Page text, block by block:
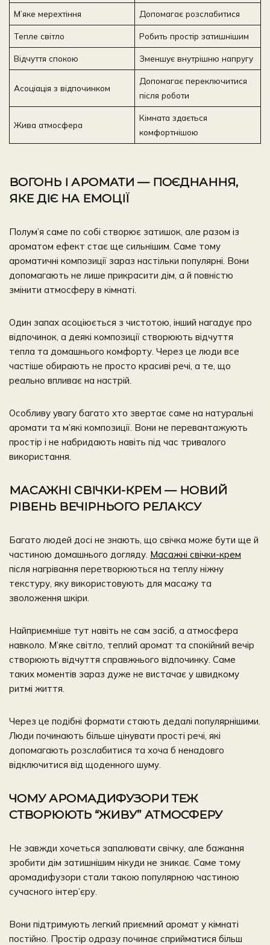
М’яке мерехтіння Допомагає розслабитися
Тепле світло Робить простір затишнішим
Відчуття спокою Зменшує внутрішню напругу
Асоціація з відпочинком
Допомагає переключитися
після роботи
Жива атмосфера
Кімната здається
комфортнішою
ВОГОНЬ І АРОМАТИ — ПОЄДНАННЯ,
ЯКЕ ДІЄ НА ЕМОЦІЇ
Полум’я саме по собі створює затишок, але разом із
ароматом ефект стає ще сильнішим. Саме тому
ароматичні композиції зараз настільки популярні. Вони
допомагають не лише прикрасити дім, а й повністю
змінити атмосферу в кімнаті.
Один запах асоціюється з чистотою, інший нагадує про
відпочинок, а деякі композиції створюють відчуття
тепла та домашнього комфорту. Через це люди все
частіше обирають не просто красиві речі, а те, що
реально впливає на настрій.
Особливу увагу багато хто звертає саме на натуральні
аромати та м’які композиції. Вони не перевантажують
простір і не набридають навіть під час тривалого
використання.
МАСАЖНІ СВІЧКИ-КРЕМ — НОВИЙ
РІВЕНЬ ВЕЧІРНЬОГО РЕЛАКСУ
Багато людей досі не знають, що свічка може бути ще й
частиною домашнього догляду. Масажні свічки-крем
після нагрівання перетворюються на теплу ніжну
текстуру, яку використовують для масажу та
зволоження шкіри.
Найприємніше тут навіть не сам засіб, а атмосфера
навколо. М’яке світло, теплий аромат та спокійний вечір
створюють відчуття справжнього відпочинку. Саме
таких моментів зараз дуже не вистачає у швидкому
ритмі життя.
Через це подібні формати стають дедалі популярнішими.
Люди починають більше цінувати прості речі, які
допомагають розслабитися та хоча б ненадовго
відключитися від щоденного шуму.
ЧОМУ АРОМАДИФУЗОРИ ТЕЖ
СТВОРЮЮТЬ “ЖИВУ” АТМОСФЕРУ
Не завжди хочеться запалювати свічку, але бажання
зробити дім затишнішим нікуди не зникає. Саме тому
аромадифузори стали такою популярною частиною
сучасного інтер’єру.
Вони підтримують легкий приємний аромат у кімнаті
постійно. Простір одразу починає сприйматися більш